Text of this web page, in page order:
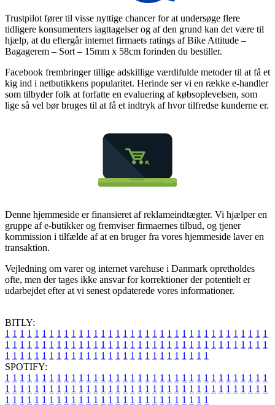
Trustpilot fører til visse nyttige chancer for at undersøge flere
tidligere konsumenters iagttagelser og af den grund kan det være til
hjælp, at du eftergår internet firmaets ratings af Bike Attitude –
Bagagerem – Sort – 15mm x 58cm forinden du bestiller.
Facebook frembringer tillige adskillige værdifulde metoder til at få et
kig ind i netbutikkens popularitet. Herinde ser vi en række e-handler
som tilbyder folk at forfatte en evaluering af købsoplevelsen, som
lige så vel bør bruges til at få et indtryk af hvor tilfredse kunderne er.
Denne hjemmeside er finansieret af reklameindtægter. Vi hjælper en
gruppe af e-butikker og fremviser firmaernes tilbud, og tjener
kommission i tilfælde af at en bruger fra vores hjemmeside laver en
transaktion.
Vejledning om varer og internet varehuse i Danmark opretholdes
ofte, men der tages ikke ansvar for korrektioner der potentielt er
udarbejdet efter at vi senest opdaterede vores informationer.
BITLY:
1 1 1 1 1 1 1 1 1 1 1 1 1 1 1 1 1 1 1 1 1 1 1 1 1 1 1 1 1 1 1 1 1 1 1 1
1 1 1 1 1 1 1 1 1 1 1 1 1 1 1 1 1 1 1 1 1 1 1 1 1 1 1 1 1 1 1 1 1 1 1 1
1 1 1 1 1 1 1 1 1 1 1 1 1 1 1 1 1 1 1 1 1 1 1 1 1 1 1 1
SPOTIFY:
1 1 1 1 1 1 1 1 1 1 1 1 1 1 1 1 1 1 1 1 1 1 1 1 1 1 1 1 1 1 1 1 1 1 1 1
1 1 1 1 1 1 1 1 1 1 1 1 1 1 1 1 1 1 1 1 1 1 1 1 1 1 1 1 1 1 1 1 1 1 1 1
1 1 1 1 1 1 1 1 1 1 1 1 1 1 1 1 1 1 1 1 1 1 1 1 1 1 1 1